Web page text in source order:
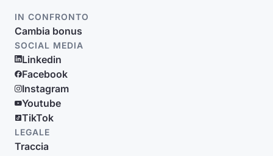
IN CONFRONTO
Cambia bonus
SOCIAL MEDIA
Linkedin
Facebook
Instagram
Youtube
TikTok
LEGALE
Traccia